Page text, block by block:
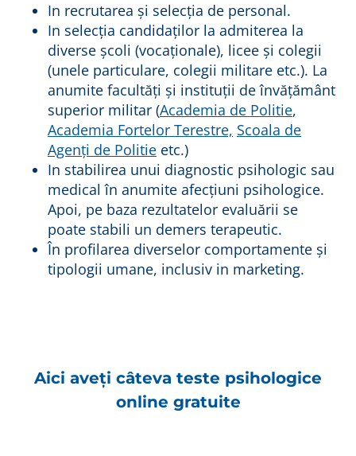
In recrutarea și selecția de personal.
In selecția candidaților la admiterea la
diverse școli (vocaționale), licee și colegii
(unele particulare, colegii militare etc.). La
anumite facultăți și instituții de învățământ
superior militar (Academia de Politie,
Academia Fortelor Terestre, Scoala de
Agenți de Politie etc.)
In stabilirea unui diagnostic psihologic sau
medical în anumite afecțiuni psihologice.
Apoi, pe baza rezultatelor evaluării se
poate stabili un demers terapeutic.
În profilarea diverselor comportamente și
tipologii umane, inclusiv in marketing.
Aici aveți câteva teste psihologice
online gratuite